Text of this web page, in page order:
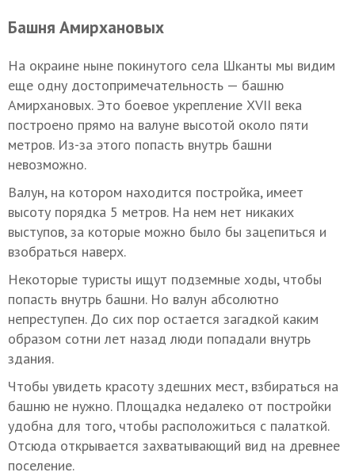
Башня Амирхановых
На окраине ныне покинутого села Шканты мы видим
еще одну достопримечательность — башню
Амирхановых. Это боевое укрепление XVII века
построено прямо на валуне высотой около пяти
метров. Из-за этого попасть внутрь башни
невозможно.
Валун, на котором находится постройка, имеет
высоту порядка 5 метров. На нем нет никаких
выступов, за которые можно было бы зацепиться и
взобраться наверх.
Некоторые туристы ищут подземные ходы, чтобы
попасть внутрь башни. Но валун абсолютно
непреступен. До сих пор остается загадкой каким
образом сотни лет назад люди попадали внутрь
здания.
Чтобы увидеть красоту здешних мест, взбираться на
башню не нужно. Площадка недалеко от постройки
удобна для того, чтобы расположиться с палаткой.
Отсюда открывается захватывающий вид на древнее
поселение.